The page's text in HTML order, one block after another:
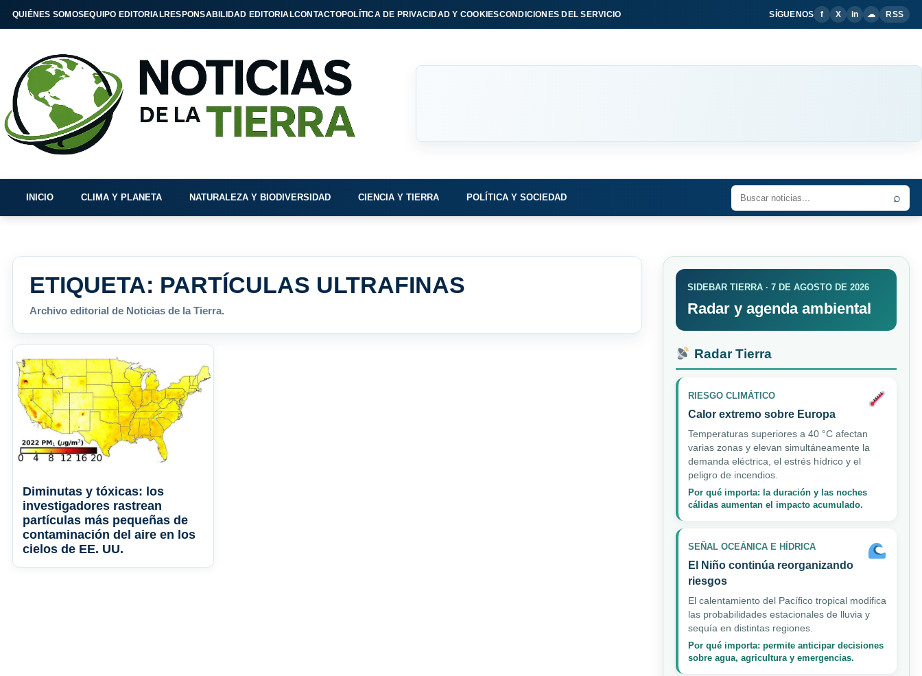
QUIÉNES SOMOSEQUIPO EDITORIALRESPONSABILIDAD EDITORIALCONTACTOPOLÍTICA DE PRIVACIDAD Y COOKIESCONDICIONES DEL SERVICIO SÍGUENOS f X in ☁ RSS
INICIO CLIMA Y PLANETA NATURALEZA Y BIODIVERSIDAD CIENCIA Y TIERRA POLÍTICA Y SOCIEDAD ⌕
ETIQUETA: PARTÍCULAS ULTRAFINAS
Archivo editorial de Noticias de la Tierra.
Diminutas y tóxicas: los
investigadores rastrean
partículas más pequeñas de
contaminación del aire en los
cielos de EE. UU.
SIDEBAR TIERRA · 7 DE AGOSTO DE 2026
Radar y agenda ambiental
Radar Tierra
RIESGO CLIMÁTICO
Calor extremo sobre Europa
Temperaturas superiores a 40 °C afectan
varias zonas y elevan simultáneamente la
demanda eléctrica, el estrés hídrico y el
peligro de incendios.
Por qué importa: la duración y las noches
cálidas aumentan el impacto acumulado.
SEÑAL OCEÁNICA E HÍDRICA
El Niño continúa reorganizando
riesgos
El calentamiento del Pacífico tropical modifica
las probabilidades estacionales de lluvia y
sequía en distintas regiones.
Por qué importa: permite anticipar decisiones
sobre agua, agricultura y emergencias.